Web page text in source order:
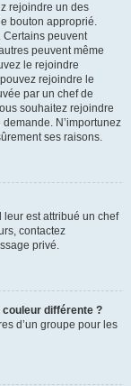
rejoindre un des
bouton approprié.
Certains peuvent
peuvent même
le rejoindre
rejoindre le
par un chef de
souhaitez rejoindre
N’importunez
ses raisons.
leur est attribué un chef
contactez
privé.
différente ?
d’un groupe pour les